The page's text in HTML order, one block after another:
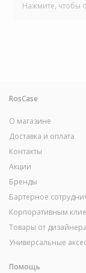
Нажмите, чтобы
RosCase
О магазине
Доставка и оплата
Контакты
Акции
Бренды
Бартерное
Корпоративным
Товары от дизайнера
Универсальные
Помощь